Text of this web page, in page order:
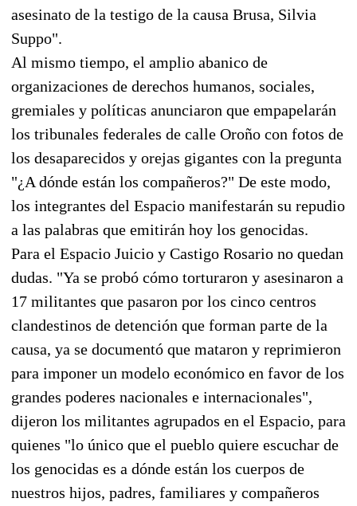
asesinato de la testigo de la causa Brusa, Silvia
Suppo".
Al mismo tiempo, el amplio abanico de
organizaciones de derechos humanos, sociales,
gremiales y políticas anunciaron que empapelarán
los tribunales federales de calle Oroño con fotos de
los desaparecidos y orejas gigantes con la pregunta
"¿A dónde están los compañeros?" De este modo,
los integrantes del Espacio manifestarán su repudio
a las palabras que emitirán hoy los genocidas.
Para el Espacio Juicio y Castigo Rosario no quedan
dudas. "Ya se probó cómo torturaron y asesinaron a
17 militantes que pasaron por los cinco centros
clandestinos de detención que forman parte de la
causa, ya se documentó que mataron y reprimieron
para imponer un modelo económico en favor de los
grandes poderes nacionales e internacionales",
dijeron los militantes agrupados en el Espacio, para
quienes "lo único que el pueblo quiere escuchar de
los genocidas es a dónde están los cuerpos de
nuestros hijos, padres, familiares y compañeros